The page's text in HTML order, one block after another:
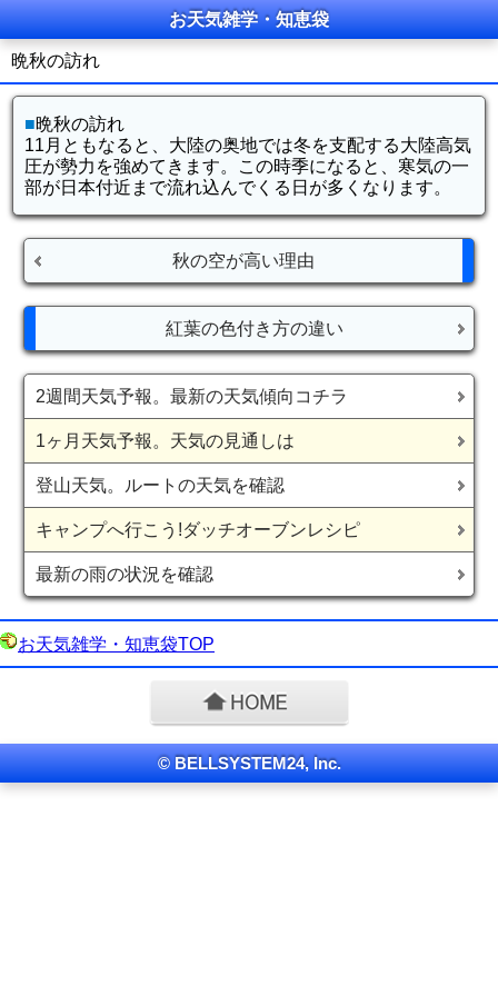
お天気雑学・知恵袋
晩秋の訪れ
■晩秋の訪れ
11月ともなると、大陸の奥地では冬を支配する大陸高気
圧が勢力を強めてきます。この時季になると、寒気の一
部が日本付近まで流れ込んでくる日が多くなります。
秋の空が高い理由
紅葉の色付き方の違い
2週間天気予報。最新の天気傾向コチラ
1ヶ月天気予報。天気の見通しは
登山天気。ルートの天気を確認
キャンプへ行こう!ダッチオーブンレシピ
最新の雨の状況を確認
お天気雑学・知恵袋TOP
© BELLSYSTEM24, Inc.